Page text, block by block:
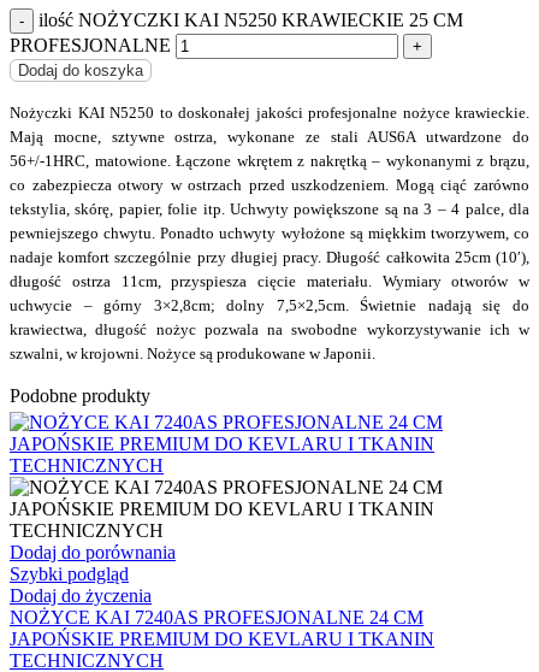
ilość NOŻYCZKI KAI N5250 KRAWIECKIE 25 CM
PROFESJONALNE
Dodaj do koszyka
Nożyczki KAI N5250 to doskonałej jakości profesjonalne nożyce krawieckie.
Mają mocne, sztywne ostrza, wykonane ze stali AUS6A utwardzone do
56+/-1HRC, matowione. Łączone wkrętem z nakrętką – wykonanymi z brązu,
co zabezpiecza otwory w ostrzach przed uszkodzeniem. Mogą ciąć zarówno
tekstylia, skórę, papier, folie itp. Uchwyty powiększone są na 3 – 4 palce, dla
pewniejszego chwytu. Ponadto uchwyty wyłożone są miękkim tworzywem, co
nadaje komfort szczególnie przy długiej pracy. Długość całkowita 25cm (10′),
długość ostrza 11cm, przyspiesza cięcie materiału. Wymiary otworów w
uchwycie – górny 3×2,8cm; dolny 7,5×2,5cm. Świetnie nadają się do
krawiectwa, długość nożyc pozwala na swobodne wykorzystywanie ich w
szwalni, w krojowni. Nożyce są produkowane w Japonii.
Podobne produkty
Dodaj do porównania
Szybki podgląd
Dodaj do życzenia
NOŻYCE KAI 7240AS PROFESJONALNE 24 CM
JAPOŃSKIE PREMIUM DO KEVLARU I TKANIN
TECHNICZNYCH